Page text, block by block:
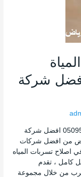
0509597243 افضل شركة
مؤسسة كشف تسربات المياة بالرياض 0509597243 افضل شركة
من افضل شركات
اصلاح تسربات المياه
كامل ، تقدم
من خلال مجموعة